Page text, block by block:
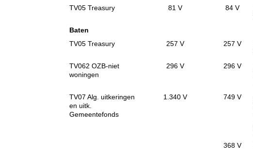
TV05 Treasury
81 V 84 V
Baten
TV05 Treasury
257 V 257 V
TV062 OZB-niet
woningen
296 V 296 V
TV07 Alg. uitkeringen
en uitk.
Gemeentefonds
1.340 V 749 V
368 V